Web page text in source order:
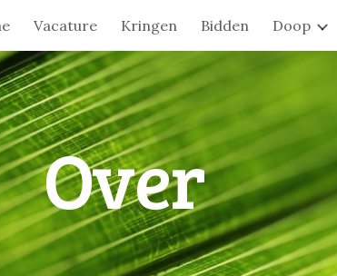
Skip to navigation
Vacature Kringen Bidden Doop
Over